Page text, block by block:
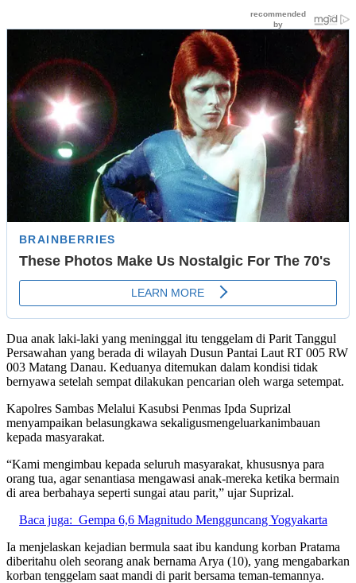
Dua anak laki-laki yang meninggal itu tenggelam di Parit Tanggul
Persawahan yang berada di wilayah Dusun Pantai Laut RT 005 RW
003 Matang Danau. Keduanya ditemukan dalam kondisi tidak
bernyawa setelah sempat dilakukan pencarian oleh warga setempat.
Kapolres Sambas Melalui Kasubsi Penmas Ipda Suprizal
menyampaikan belasungkawa sekaligusmengeluarkanimbauan
kepada masyarakat.
“Kami mengimbau kepada seluruh masyarakat, khususnya para
orang tua, agar senantiasa mengawasi anak-mereka ketika bermain
di area berbahaya seperti sungai atau parit,” ujar Suprizal.
Baca juga: Gempa 6,6 Magnitudo Mengguncang Yogyakarta
Ia menjelaskan kejadian bermula saat ibu kandung korban Pratama
diberitahu oleh seorang anak bernama Arya (10), yang mengabarkan
korban tenggelam saat mandi di parit bersama teman-temannya.